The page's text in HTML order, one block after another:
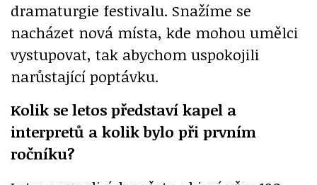
dramaturgie festivalu. Snažíme se
nacházet nová místa, kde mohou umělci
vystupovat, tak abychom uspokojili
narůstající poptávku.
Kolik se letos představí kapel a
interpretů a kolik bylo při prvním
ročníku?